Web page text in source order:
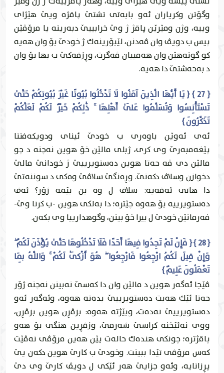
وگۆتن وكرياران ئه‌و بابه‌تى تشتێ پاقژه‌ ويێ هێژاى
وییه‌، وژن ومێرێن پاقژ ژ وێ خرابییێ دبه‌رينه‌ يا مرۆڤێن
پيس ب دويڤ وان ڤه‌دنن، لێبۆرينه‌ك ژ خودێ بۆ وان هه‌يه‌
كو گونه‌هێن وان هه‌مییان ڤه‌گرت، وڕزقه‌كێ ب بها بۆ وان
د به‌حه‌شتێ دا هه‌يه‌.
{ 27 } { يَا أَيُّهَا الَّذِينَ آمَنُوا لَا تَدْخُلُوا بُيُوتًا غَيْرَ بُيُوتِكُمْ حَتَّىٰ
تَسْتَأْنِسُوا وَتُسَلِّمُوا عَلَىٰ أَهْلِهَا ۚ ذَٰلِكُمْ خَيْرٌ لَكُمْ لَعَلَّكُمْ
تَذَكَّرُونَ }
ئه‌ى ئه‌وێن باوه‌رى ب خودێ ئيناى ودويكه‌فتنا
پێغه‌مبه‌رێ وى كرى، ژبلی مالێن خۆ هوين نه‌چنه‌ د چو
مالێن دى ڤه‌ حه‌تا هوين ده‌ستويرییێ ژ خودانێ مالێ
دخوازن وسلاڤ دكه‌نێ. وڕه‌نگێ سلاڤێ وه‌كى د سوننه‌تێ
دا هاتى ئه‌ڤه‌يه‌: سلاڤ ل وه‌ بن بێمه‌ ژۆر؟ ئه‌ڤ
ده‌ستويرییه‌ بۆ هه‌وه‌ چێتره‌؛ دا به‌لكى هوين -ب كرنا وێ-
فه‌رمانێن خودێ ل بيرا خۆ بينن، وگوهدارییا وى بكه‌ن.
{ 28 } { فَإِنْ لَمْ تَجِدُوا فِيهَا أَحَدًا فَلَا تَدْخُلُوهَا حَتَّىٰ يُؤْذَنَ لَكُمْ ۖ
وَإِنْ قِيلَ لَكُمُ ارْجِعُوا فَارْجِعُوا ۖ هُوَ أَزْكَىٰ لَكُمْ ۚ وَاللَّهُ بِمَا
تَعْمَلُونَ عَلِيمٌ }
ڤێجا ئه‌گه‌ر هوين د مالێن وان دا كه‌سێ نه‌بينن نه‌چنه‌ ژۆر
حه‌تا ئێك هه‌بت ده‌ستويرییێ بده‌ته‌ هه‌وه‌، وئه‌گه‌ر ئه‌و
ده‌ستويرییێ نه‌ده‌ت، وبێژته‌ هه‌وه‌: بزڤڕن هوين بزڤڕن،
ووى نه‌ئێخنه‌ كراسێ شه‌رمێ، وزڤڕين هنگى بۆ هه‌و
پاقژتره‌؛ چونكى هنده‌ك حاله‌ت يێن هه‌ين مرۆڤى نه‌ڤێت
كه‌س مرۆڤى تێدا ببينت. وخودێ ب كارێ هوين دكه‌ن يێ
پڕزانايه‌، وئه‌و جزايێ هه‌ر ئێكى ل دويڤ كارێ وى دێ